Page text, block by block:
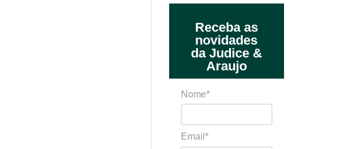
Receba as
novidades
da Judice &
Araujo
Nome*
Email*